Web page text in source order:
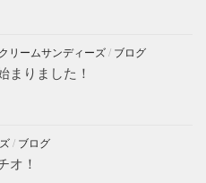
クリームサンディーズ / ブログ
まりました！
/ ブログ
オ！